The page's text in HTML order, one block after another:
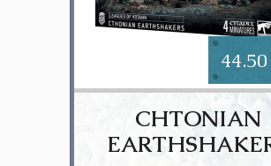
CHTONIAN